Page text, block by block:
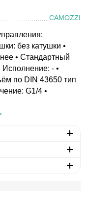
CAMOZZI
без катушки •
• Стандартный
- •
по DIN 43650 тип
G1/4 •